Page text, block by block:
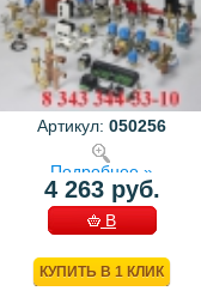
Артикул: 050256
Подробнее »
4 263 руб.
В
КУПИТЬ В 1 КЛИК